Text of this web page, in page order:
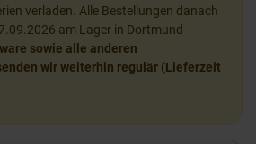
verladen. Alle Bestellungen danach
am Lager in Dortmund
sowie alle anderen
wir weiterhin regulär (Lieferzeit